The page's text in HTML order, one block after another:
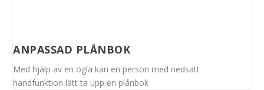
ANPASSAD PLÅNBOK
Med hjälp av en ögla kan en person med nedsatt
handfunktion lätt ta upp en plånbok